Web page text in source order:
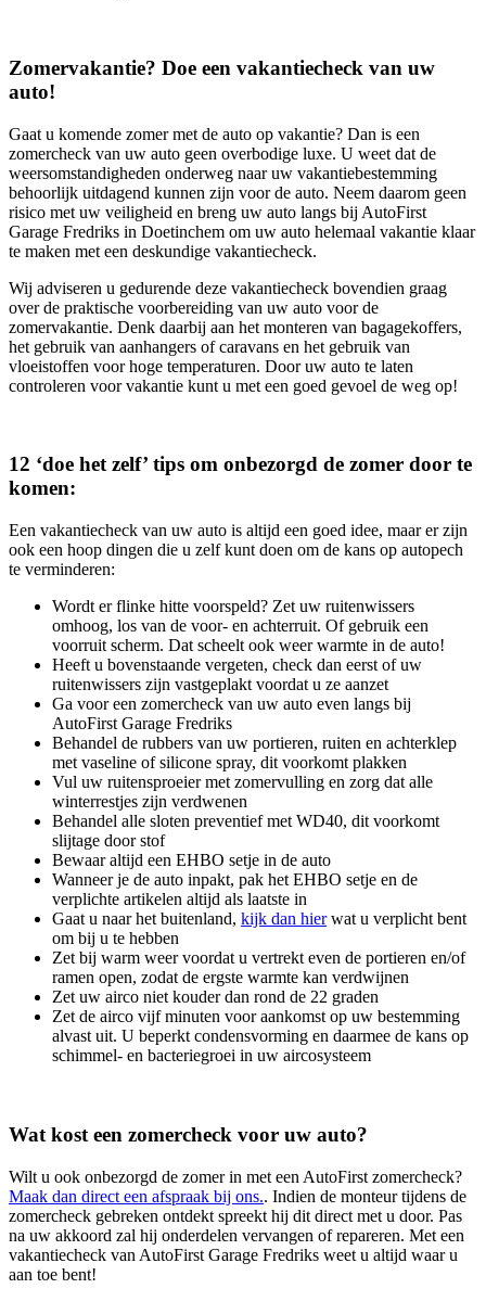
Zomervakantie? Doe een vakantiecheck van uw
auto!
Gaat u komende zomer met de auto op vakantie? Dan is een
zomercheck van uw auto geen overbodige luxe. U weet dat de
weersomstandigheden onderweg naar uw vakantiebestemming
behoorlijk uitdagend kunnen zijn voor de auto. Neem daarom geen
risico met uw veiligheid en breng uw auto langs bij AutoFirst
Garage Fredriks in Doetinchem om uw auto helemaal vakantie klaar
te maken met een deskundige vakantiecheck.
Wij adviseren u gedurende deze vakantiecheck bovendien graag
over de praktische voorbereiding van uw auto voor de
zomervakantie. Denk daarbij aan het monteren van bagagekoffers,
het gebruik van aanhangers of caravans en het gebruik van
vloeistoffen voor hoge temperaturen. Door uw auto te laten
controleren voor vakantie kunt u met een goed gevoel de weg op!
12 ‘doe het zelf’ tips om onbezorgd de zomer door te
komen:
Een vakantiecheck van uw auto is altijd een goed idee, maar er zijn
ook een hoop dingen die u zelf kunt doen om de kans op autopech
te verminderen:
Wordt er flinke hitte voorspeld? Zet uw ruitenwissers
omhoog, los van de voor- en achterruit. Of gebruik een
voorruit scherm. Dat scheelt ook weer warmte in de auto!
Heeft u bovenstaande vergeten, check dan eerst of uw
ruitenwissers zijn vastgeplakt voordat u ze aanzet
Ga voor een zomercheck van uw auto even langs bij
AutoFirst Garage Fredriks
Behandel de rubbers van uw portieren, ruiten en achterklep
met vaseline of silicone spray, dit voorkomt plakken
Vul uw ruitensproeier met zomervulling en zorg dat alle
winterrestjes zijn verdwenen
Behandel alle sloten preventief met WD40, dit voorkomt
slijtage door stof
Bewaar altijd een EHBO setje in de auto
Wanneer je de auto inpakt, pak het EHBO setje en de
verplichte artikelen altijd als laatste in
Gaat u naar het buitenland, kijk dan hierwat u verplicht bent
om bij u te hebben
Zet bij warm weer voordat u vertrekt even de portieren en/of
ramen open, zodat de ergste warmte kan verdwijnen
Zet uw airco niet kouder dan rond de 22 graden
Zet de airco vijf minuten voor aankomst op uw bestemming
alvast uit. U beperkt condensvorming en daarmee de kans op
schimmel- en bacteriegroei in uw aircosysteem
Wat kost een zomercheck voor uw auto?
Wilt u ook onbezorgd de zomer in met een AutoFirst zomercheck?
Maak dan direct een afspraak bij ons.. Indien de monteur tijdens de
zomercheck gebreken ontdekt spreekt hij dit direct met u door. Pas
na uw akkoord zal hij onderdelen vervangen of repareren. Met een
vakantiecheck van AutoFirst Garage Fredriks weet u altijd waar u
aan toe bent!